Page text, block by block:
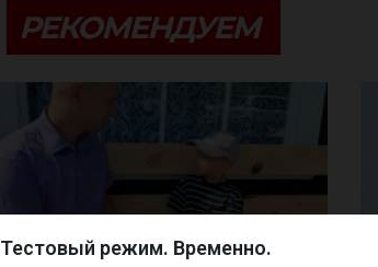
Тестовый режим. Временно.
РЕКОМЕНДУЕМ